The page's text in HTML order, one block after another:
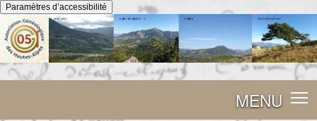
Panneau de gestion des cookies
Paramètres d’accessibilité
MENU